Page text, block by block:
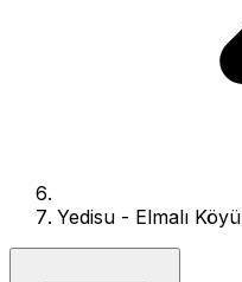
Yedisu - Elmalı Köyü